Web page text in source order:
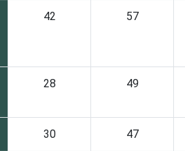
42 57
28 49
30 47